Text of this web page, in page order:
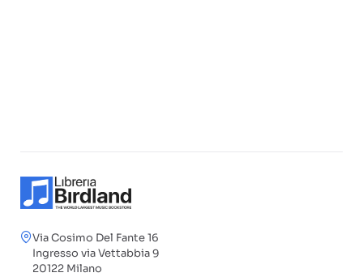
Via Cosimo Del Fante 16
Ingresso via Vettabbia 9
20122 Milano